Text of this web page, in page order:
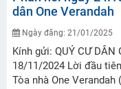
dân One Verandah
Ngày đăng: 21/01/2025
Kính gửi: QUÝ CƯ DÂN
18/11/2024 Lời đầu
Tòa nhà One Verandah